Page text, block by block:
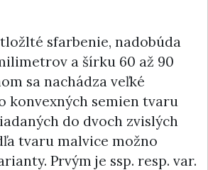
sfarbenie, nadobúda
a šírku 60 až 90
sa nachádza veľké
konvexných semien tvaru
do dvoch zvislých
tvaru malvice možno
Prvým je ssp. resp. var.